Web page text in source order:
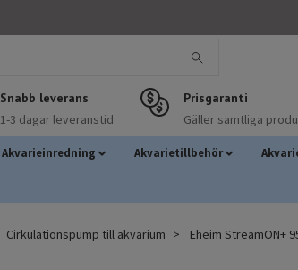
Snabb leverans
1-3 dagar leveranstid
Prisgaranti
Gäller samtliga
Akvarieinredning Akvarietillbehör
Cirkulationspump till akvarium Eheim StreamON+